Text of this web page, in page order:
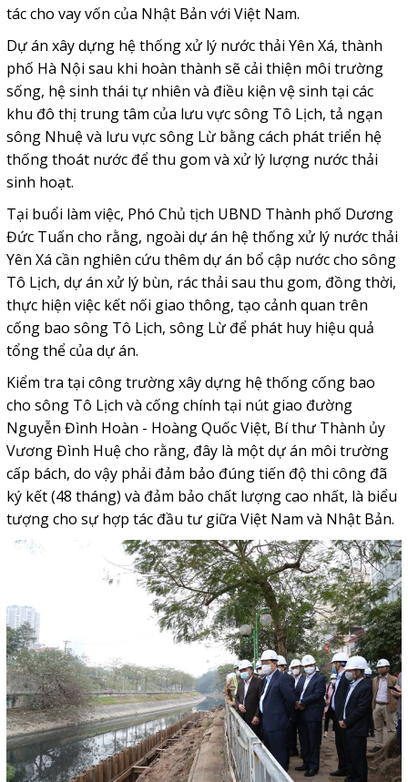
tác cho vay vốn của Nhật Bản với Việt Nam.
Dự án xây dựng hệ thống xử lý nước thải Yên Xá, thành
phố Hà Nội sau khi hoàn thành sẽ cải thiện môi trường
sống, hệ sinh thái tự nhiên và điều kiện vệ sinh tại các
khu đô thị trung tâm của lưu vực sông Tô Lịch, tả ngạn
sông Nhuệ và lưu vực sông Lừ bằng cách phát triển hệ
thống thoát nước để thu gom và xử lý lượng nước thải
sinh hoạt.
Tại buổi làm việc, Phó Chủ tịch UBND Thành phố Dương
Đức Tuấn cho rằng, ngoài dự án hệ thống xử lý nước thải
Yên Xá cần nghiên cứu thêm dự án bổ cập nước cho sông
Tô Lịch, dự án xử lý bùn, rác thải sau thu gom, đồng thời,
thực hiện việc kết nối giao thông, tạo cảnh quan trên
cống bao sông Tô Lịch, sông Lừ để phát huy hiệu quả
tổng thể của dự án.
Kiểm tra tại công trường xây dựng hệ thống cống bao
cho sông Tô Lịch và cống chính tại nút giao đường
Nguyễn Đình Hoàn - Hoàng Quốc Việt, Bí thư Thành ủy
Vương Đình Huệ cho rằng, đây là một dự án môi trường
cấp bách, do vậy phải đảm bảo đúng tiến độ thi công đã
ký kết (48 tháng) và đảm bảo chất lượng cao nhất, là biểu
tượng cho sự hợp tác đầu tư giữa Việt Nam và Nhật Bản.